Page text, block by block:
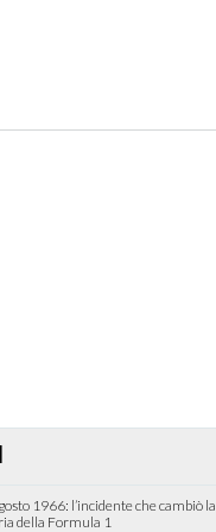
1966: l’incidente che cambiò la
della Formula 1